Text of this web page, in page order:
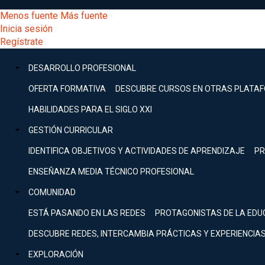
al
contenido
principal
[Educarchile
Escritorio]
Menú
entrar
mi
Menos fuente Más fuente
Inicia sesión
Regístrate
Menú
principal
DESARROLLO PROFESIONAL
OFERTA FORMATIVA DESCUBRE CURSOS EN OTRAS
HABILIDADES PARA EL SIGLO XXI
GESTIÓN CURRICULAR
IDENTIFICA OBJETIVOS Y ACTIVIDADES DE APRENDIZAJE
ENSEÑANZA MEDIA TÉCNICO PROFESIONAL
COMUNIDAD
ESTÁ PASANDO EN LAS REDES PROTAGONISTAS DE LA
DESCUBRE REDES, INTERCAMBIA PRÁCTICAS Y EXPERIENCIAS
EXPLORACIÓN
Buscar
Menú
principal
DESARROLLO
Expand
GESTIÓN
Expand
COMUNIDAD
Expand
EXPLORACIÓN
[Educarchile
Inicia